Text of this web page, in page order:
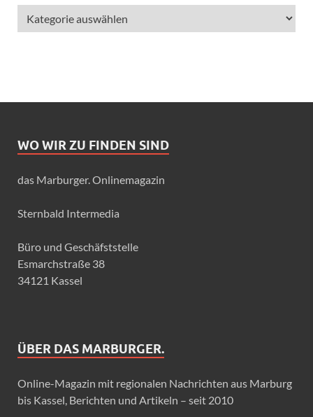
WO WIR ZU FINDEN SIND
das Marburger. Onlinemagazin
Sternbald Intermedia
Büro und Geschäfststelle
Esmarchstraße 38
34121 Kassel
ÜBER DAS MARBURGER.
Online-Magazin mit regionalen Nachrichten aus Marburg
bis Kassel, Berichten und Artikeln – seit 2010